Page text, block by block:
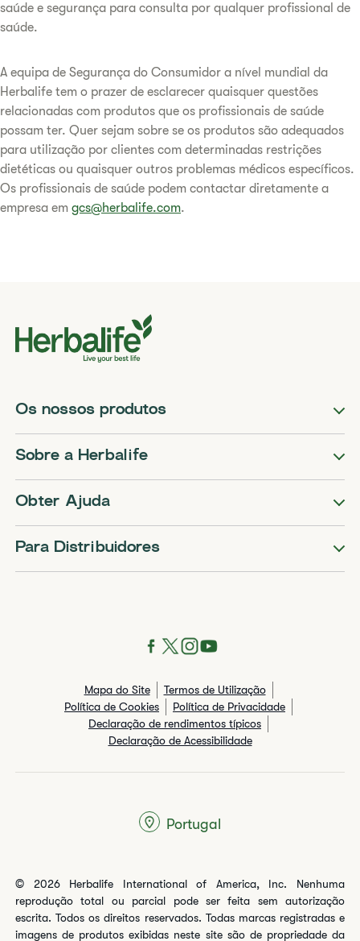
saúde e segurança para consulta por qualquer profissional de
saúde.
A equipa de Segurança do Consumidor a nível mundial da
Herbalife tem o prazer de esclarecer quaisquer questões
relacionadas com produtos que os profissionais de saúde
possam ter. Quer sejam sobre se os produtos são adequados
para utilização por clientes com determinadas restrições
dietéticas ou quaisquer outros problemas médicos específicos.
Os profissionais de saúde podem contactar diretamente a
empresa em gcs@herbalife.com.
Os nossos produtos
Sobre a Herbalife
Obter Ajuda
Para Distribuidores
Mapa do Site
Termos de Utilização
Política de Cookies
Política de Privacidade
Declaração de rendimentos típicos​
Declaração de Acessibilidade
© 2026 Herbalife International of America, Inc. Nenhuma
reprodução total ou parcial pode ser feita sem autorização
escrita. Todos os direitos reservados. Todas marcas registradas e
imagens de produtos exibidas neste site são de propriedade da
Portugal